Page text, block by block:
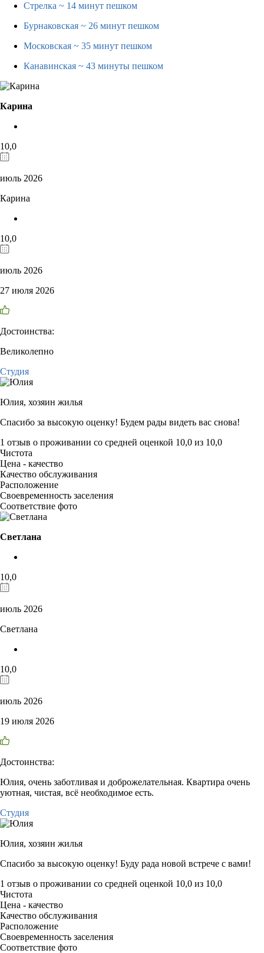
Стрелка ~ 14 минут пешком
Бурнаковская ~ 26 минут пешком
Московская ~ 35 минут пешком
Канавинская ~ 43 минуты пешком
Карина
10,0
июль 2026
Карина
10,0
июль 2026
27 июля 2026
Достоинства:
Великолепно
Студия
Юлия, хозяин жилья
Спасибо за высокую оценку! Будем рады видеть вас снова!
1 отзыв о проживании со средней оценкой 10,0 из 10,0
Чистота
Цена - качество
Качество обслуживания
Расположение
Своевременность заселения
Соответствие фото
Светлана
10,0
июль 2026
Светлана
10,0
июль 2026
19 июля 2026
Достоинства:
Юлия, очень заботливая и доброжелательная. Квартира очень
уютная, чистая, всё необходимое есть.
Студия
Юлия, хозяин жилья
Спасибо за высокую оценку! Буду рада новой встрече с вами!
1 отзыв о проживании со средней оценкой 10,0 из 10,0
Чистота
Цена - качество
Качество обслуживания
Расположение
Своевременность заселения
Соответствие фото